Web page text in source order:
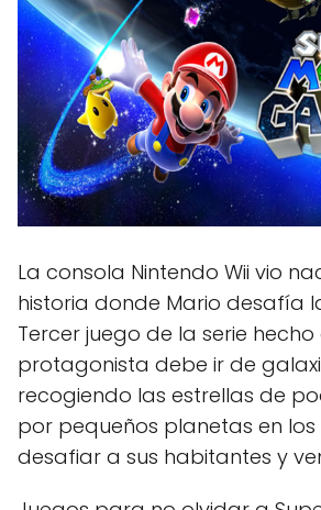
La consola Nintendo Wii vio
historia donde Mario desafía
Tercer juego de la serie
protagonista debe ir de
recogiendo las estrellas de
por pequeños planetas en
desafiar a sus habitantes y